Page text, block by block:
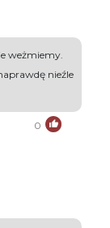
weżmiemy.
nieźle
0